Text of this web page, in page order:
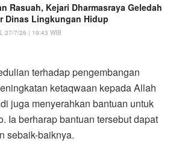
Rasuah, Kejari Dharmasraya Geledah
Dinas Lingkungan Hidup
27/7/26 | 19:43 WIB
terhadap pengembangan
ketaqwaan kepada Allah
juga menyerahkan bantuan untuk
Ia berharap bantuan tersebut dapat
sebaik-baiknya.